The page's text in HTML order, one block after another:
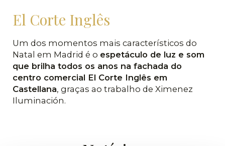
El Corte Inglês
Um dos momentos mais característicos do
Natal em Madrid é o espetáculo de luz e som
que brilha todos os anos na fachada do
centro comercial El Corte Inglês em
Castellana, graças ao trabalho de Ximenez
Iluminación.